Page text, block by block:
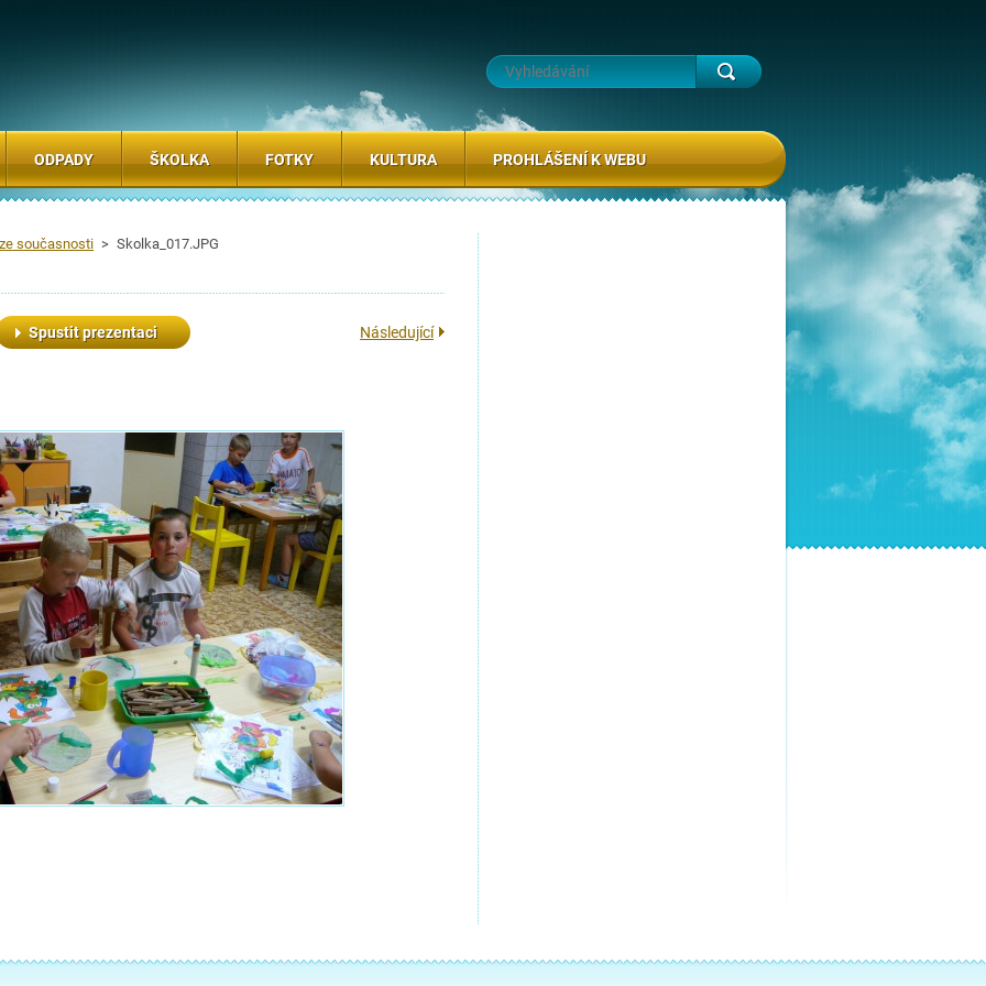
současnosti > Skolka_017.JPG
Spustit prezentaci Následující
ODPADY ŠKOLKA FOTKY KULTURA PROHLÁŠENÍ K WEBU